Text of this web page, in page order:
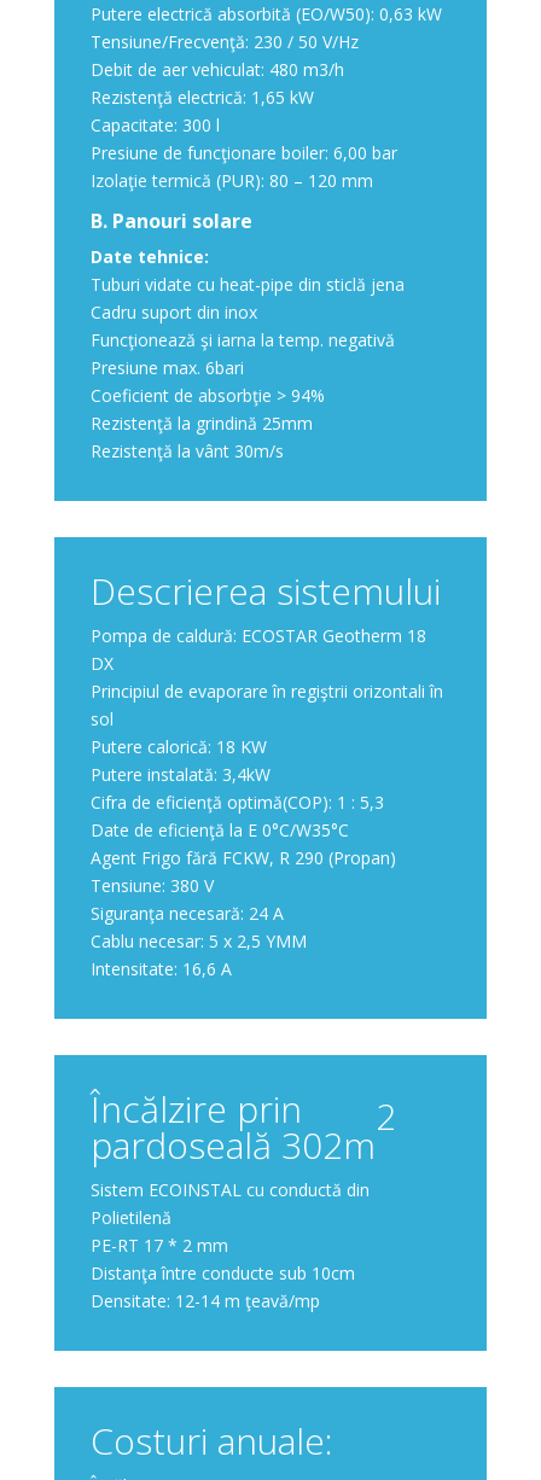
Putere electrică absorbită (EO/W50): 0,63 kW
Tensiune/Frecvenţă: 230 / 50 V/Hz
Debit de aer vehiculat: 480 m3/h
Rezistenţă electrică: 1,65 kW
Capacitate: 300 l
Presiune de funcţionare boiler: 6,00 bar
Izolaţie termică (PUR): 80 – 120 mm
B. Panouri solare
Date tehnice:
Tuburi vidate cu heat-pipe din sticlă jena
Cadru suport din inox
Funcţionează şi iarna la temp. negativă
Presiune max. 6bari
Coeficient de absorbţie > 94%
Rezistenţă la grindină 25mm
Rezistenţă la vânt 30m/s
Descrierea sistemului
Pompa de caldură: ECOSTAR Geotherm 18
DX
Principiul de evaporare în regiştrii orizontali în
sol
Putere calorică: 18 KW
Putere instalată: 3,4kW
Cifra de eficienţă optimă(COP): 1 : 5,3
Date de eficienţă la E 0°C/W35°C
Agent Frigo fără FCKW, R 290 (Propan)
Tensiune: 380 V
Siguranţa necesară: 24 A
Cablu necesar: 5 x 2,5 YMM
Intensitate: 16,6 A
Încălzire prin
pardoseală 302m
2
Sistem ECOINSTAL cu conductă din
Polietilenă
PE-RT 17 * 2 mm
Distanţa între conducte sub 10cm
Densitate: 12-14 m ţeavă/mp
Costuri anuale: